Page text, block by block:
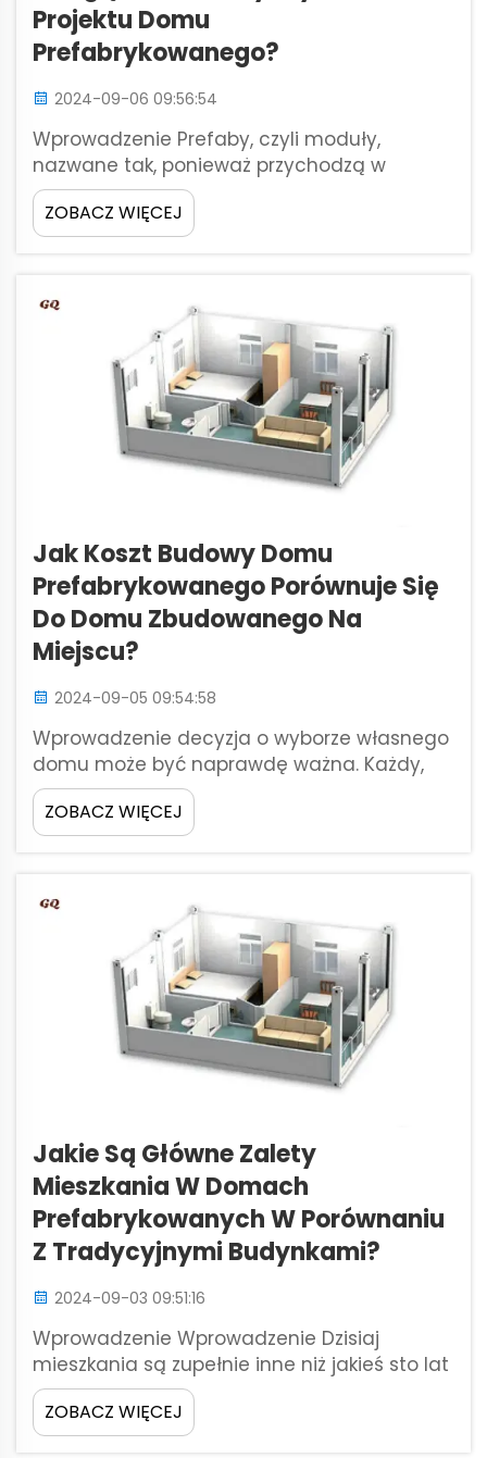
Projektu Domu
Prefabrykowanego?
2024-09-06 09:56:54
Wprowadzenie Prefaby, czyli moduły,
nazwane tak, ponieważ przychodzą w
dużych kawałkach do złożenia na miejscu,
jak rozrzucone puzzle, zyskały szeroką
akceptację w ciągu ostatnich kilku lat.
dojrzałej elegancji, współczesnego designu
ZOBACZ WIĘCEJ
Jak Koszt Budowy Domu
Prefabrykowanego Porównuje Się
Do Domu Zbudowanego Na
Miejscu?
2024-09-05 09:54:58
Wprowadzenie decyzja o wyborze własnego
domu może być naprawdę ważna. Każdy,
kto planował nowy dom ostatnio, wie, że w
grę wchodzą tysiące szczegółów.
ZOBACZ WIĘCEJ
Jakie Są Główne Zalety
Mieszkania W Domach
Prefabrykowanych W Porównaniu
Z Tradycyjnymi Budynkami?
2024-09-03 09:51:16
Wprowadzenie Wprowadzenie Dzisiaj
mieszkania są zupełnie inne niż jakieś sto lat
temu. Domy, jakie znamy, ewoluowały w
różne metody budowy, w tym domy
prefabrykowane, które są produkowane w
ZOBACZ WIĘCEJ